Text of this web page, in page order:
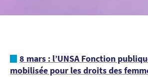
8 mars : l’UNSA Fonction
mobilisée pour les droits des